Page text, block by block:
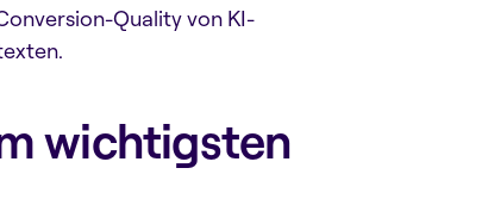
Quality von KI-
wichtigsten